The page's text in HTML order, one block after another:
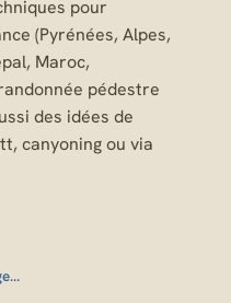
pour
(Pyrénées, Alpes,
Maroc,
pédestre
des idées de
canyoning ou via